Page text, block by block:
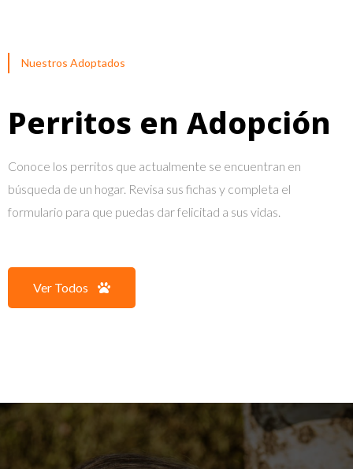
Nuestros Adoptados
Perritos en Adopción
Conoce los perritos que actualmente se encuentran en
búsqueda de un hogar. Revisa sus fichas y completa el
formulario para que puedas dar felicitad a sus vidas.
Ver Todos